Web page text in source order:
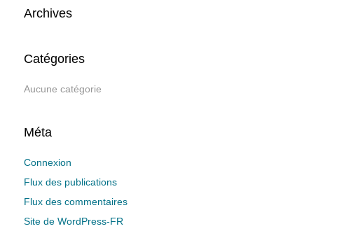
Archives
Catégories
Aucune catégorie
Méta
Connexion
Flux des publications
Flux des commentaires
Site de WordPress-FR